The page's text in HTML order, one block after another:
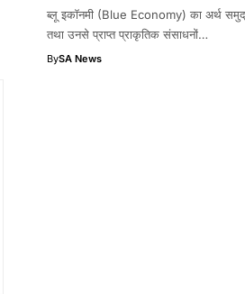
ब्लू इकॉनमी (Blue Economy) का अर्थ
तथा उनसे प्राप्त प्राकृतिक संसाधनों…
BySA News